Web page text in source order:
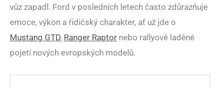
vůz zapadl. Ford v posledních letech často zdůrazňuje
emoce, výkon a řidičský charakter, ať už jde o
Mustang GTD, Ranger Raptor nebo rallyově laděné
pojetí nových evropských modelů.